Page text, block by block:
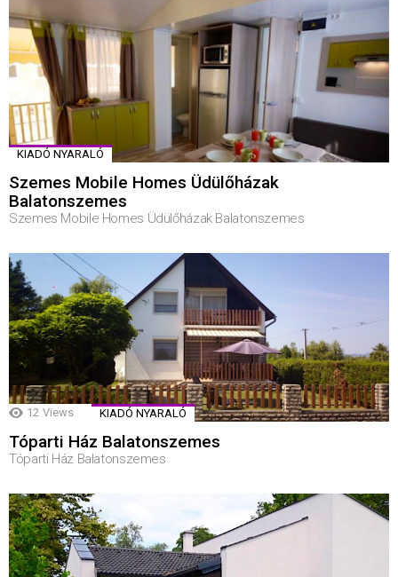
KIADÓ NYARALÓ
Szemes Mobile Homes Üdülőházak
Balatonszemes
Szemes Mobile Homes Üdülőházak Balatonszemes
12 Views KIADÓ NYARALÓ
Tóparti Ház Balatonszemes
Tóparti Ház Balatonszemes